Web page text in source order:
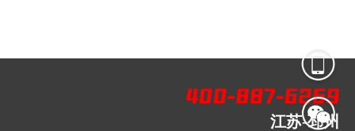
江苏-邳州